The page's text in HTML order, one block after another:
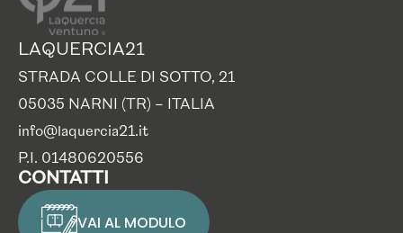
LAQUERCIA21
STRADA COLLE DI SOTTO, 21
05035 NARNI (TR) – ITALIA
info@laquercia21.it
P.I. 01480620556
CONTATTI
VAI AL MODULO